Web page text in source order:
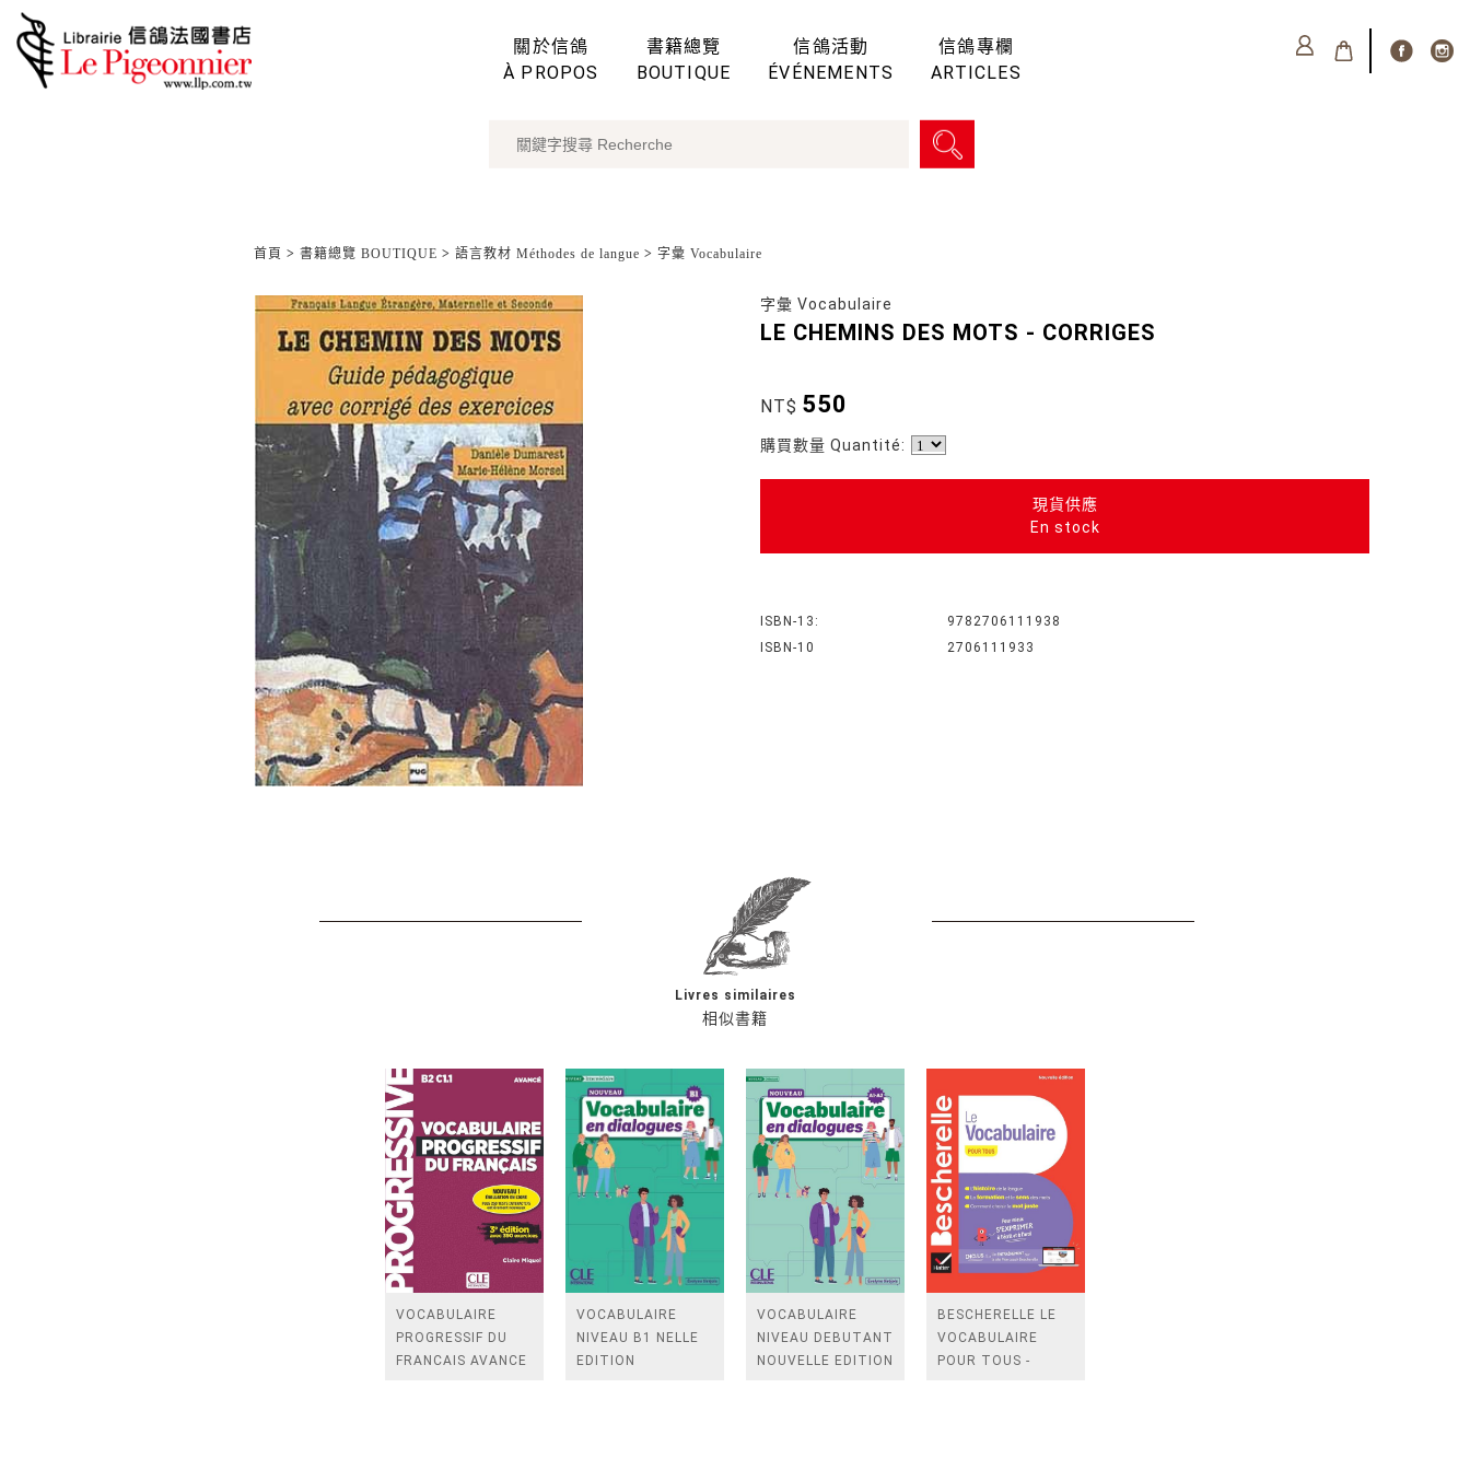
關於信鴿
À PROPOS
書籍總覽
BOUTIQUE
信鴿活動
ÉVÉNEMENTS
信鴿專欄
ARTICLES
首頁 > 書籍總覽 BOUTIQUE > 語言教材 Méthodes de langue > 字彙 Vocabulaire
字彙 Vocabulaire
LE CHEMINS DES MOTS - CORRIGES
NT$ 550
購買數量 Quantité:
現貨供應
En stock
ISBN-13:
9782706111938
ISBN-10
2706111933
相似書籍
Livres similaires
VOCABULAIRE
PROGRESSIF DU
FRANCAIS AVANCE
VOCABULAIRE
NIVEAU B1 NELLE
EDITION
VOCABULAIRE
NIVEAU DEBUTANT
NOUVELLE EDITION
BESCHERELLE LE
VOCABULAIRE
POUR TOUS -